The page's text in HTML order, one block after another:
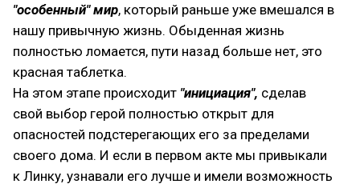
"особенный" мир, который раньше уже вмешался в
нашу привычную жизнь. Обыденная жизнь
полностью ломается, пути назад больше нет, это
красная таблетка.
На этом этапе происходит "инициация", сделав
свой выбор герой полностью открыт для
опасностей подстерегающих его за пределами
своего дома. И если в первом акте мы привыкали
к Линку, узнавали его лучше и имели возможность